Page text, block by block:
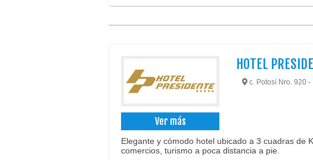
Ver más
HOTEL
c. Potosí Nro. 920 -
Elegante y cómodo hotel ubicado a 3 cuadras de
comercios, turismo a poca distancia a pie.